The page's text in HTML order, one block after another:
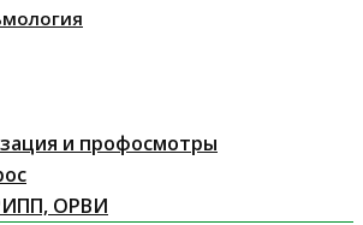
и профосмотры
ОРВИ